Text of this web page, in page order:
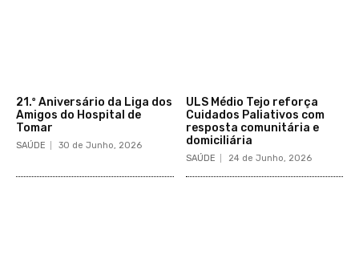
21.º Aniversário da Liga dos
Amigos do Hospital de
Tomar
SAÚDE 30 de Junho, 2026
ULS Médio Tejo reforça
Cuidados Paliativos com
resposta comunitária e
domiciliária
SAÚDE 24 de Junho, 2026